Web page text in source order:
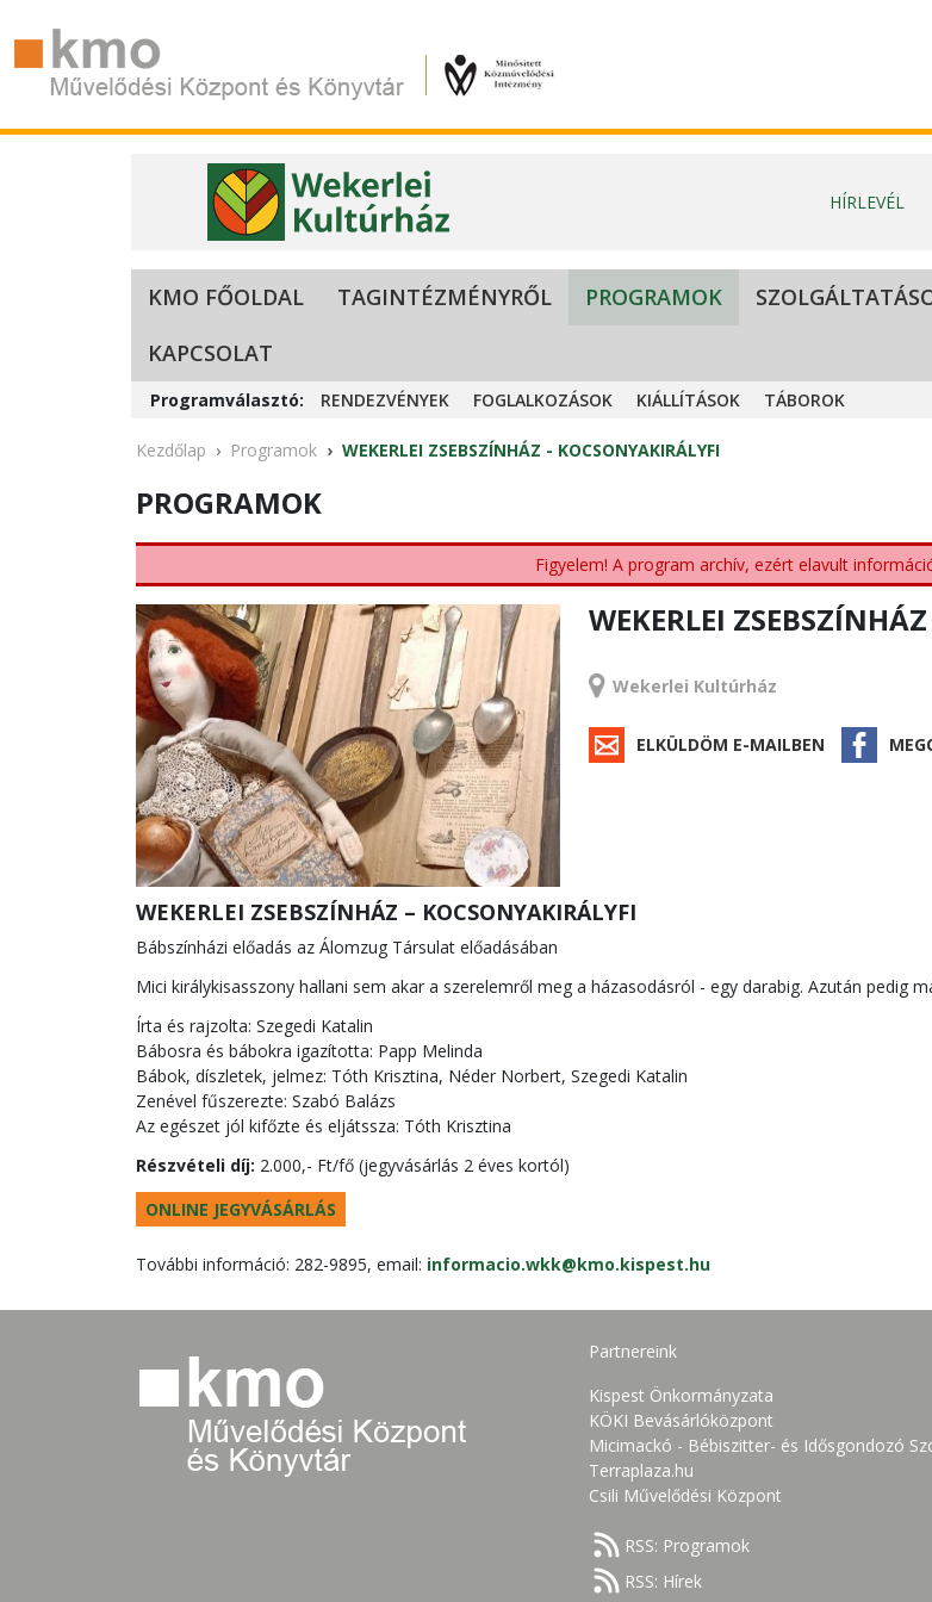
HÍRLEVÉL
KMO FŐOLDAL TAGINTÉZMÉNYRŐL PROGRAMOK
KAPCSOLAT
Programválasztó: RENDEZVÉNYEK FOGLALKOZÁSOK KIÁLLÍTÁSOK TÁBOROK
Kezdőlap Programok WEKERLEI ZSEBSZÍNHÁZ - KOCSONYAKIRÁLYFI
PROGRAMOK
Figyelem! A program archív, ezért elavult
WEKERLEI
Wekerlei Kultúrház
ELKÜLDÖM E-MAILBEN
WEKERLEI ZSEBSZÍNHÁZ – KOCSONYAKIRÁLYFI
Bábszínházi előadás az Álomzug Társulat előadásában
Mici királykisasszony hallani sem akar a szerelemről meg a házasodásról - egy darabig. Azután pedig
Írta és rajzolta: Szegedi Katalin
Bábosra és bábokra igazította: Papp Melinda
Bábok, díszletek, jelmez: Tóth Krisztina, Néder Norbert, Szegedi Katalin
Zenével fűszerezte: Szabó Balázs
Az egészet jól kifőzte és eljátssza: Tóth Krisztina
Részvételi díj: 2.000,- Ft/fő (jegyvásárlás 2 éves kortól)
ONLINE JEGYVÁSÁRLÁS
További információ: 282-9895, email: informacio.wkk@kmo.kispest.hu
Partnereink
Kispest Önkormányzata
KÖKI Bevásárlóközpont
Micimackó - Bébiszitter- és Idősgondozó
Terraplaza.hu
Csili Művelődési Központ
RSS: Programok
RSS: Hírek